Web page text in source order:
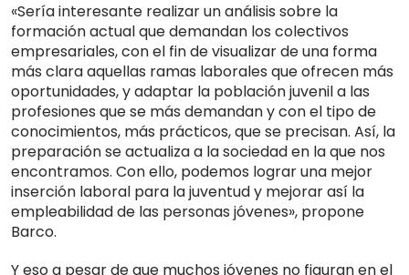
«Sería interesante realizar un análisis sobre la
formación actual que demandan los colectivos
empresariales, con el fin de visualizar de una forma
más clara aquellas ramas laborales que ofrecen más
oportunidades, y adaptar la población juvenil a las
profesiones que se más demandan y con el tipo de
conocimientos, más prácticos, que se precisan. Así, la
preparación se actualiza a la sociedad en la que nos
encontramos. Con ello, podemos lograr una mejor
inserción laboral para la juventud y mejorar así la
empleabilidad de las personas jóvenes», propone
Barco.
Y eso a pesar de que muchos jóvenes no figuran en el